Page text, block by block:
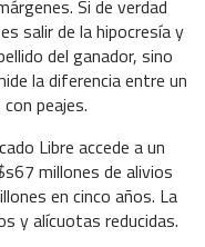
Si de verdad
salir de la hipocresía y
del ganador, sino
la diferencia entre un
peajes.
Libre accede a un
millones de alivios
en cinco años. La
y alícuotas reducidas.